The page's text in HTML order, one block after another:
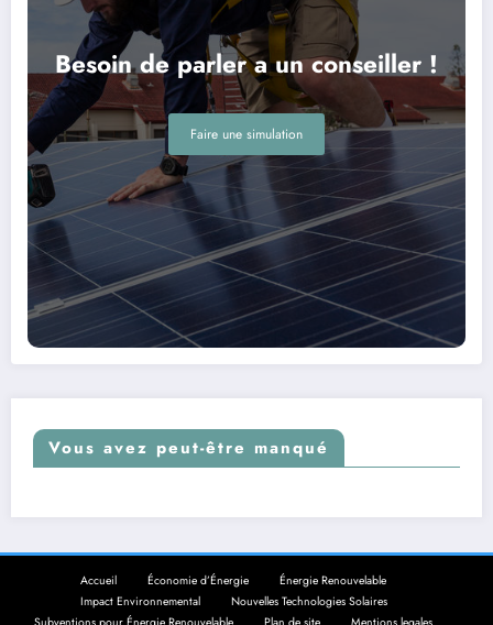
Besoin de parler a un conseiller !
Faire une simulation
Vous avez peut-être manqué
Accueil Économie d’Énergie
Énergie Renouvelable
Impact Environnemental
Nouvelles Technologies Solaires